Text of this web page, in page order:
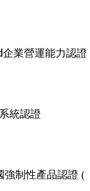
業營運能力認證
統認證
強制性產品認證 (